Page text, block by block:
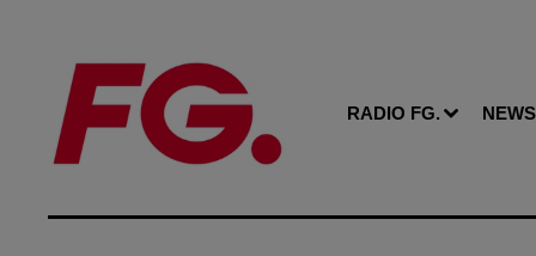
RADIO FG. NEWS